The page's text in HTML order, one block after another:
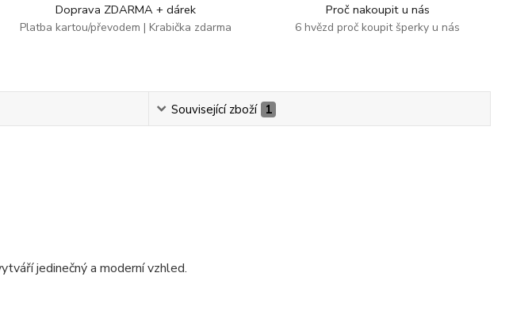
Doprava ZDARMA + dárek
Platba kartou/převodem | Krabička zdarma
Proč nakoupit u nás
6 hvězd proč koupit šperky u nás
Související zboží 1
jedinečný a moderní vzhled.